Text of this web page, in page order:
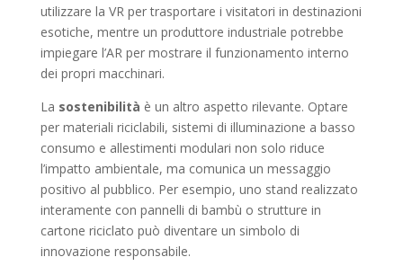
utilizzare la VR per trasportare i visitatori in destinazioni
esotiche, mentre un produttore industriale potrebbe
impiegare l’AR per mostrare il funzionamento interno
dei propri macchinari.
La sostenibilità è un altro aspetto rilevante. Optare
per materiali riciclabili, sistemi di illuminazione a basso
consumo e allestimenti modulari non solo riduce
l’impatto ambientale, ma comunica un messaggio
positivo al pubblico. Per esempio, uno stand realizzato
interamente con pannelli di bambù o strutture in
cartone riciclato può diventare un simbolo di
innovazione responsabile.